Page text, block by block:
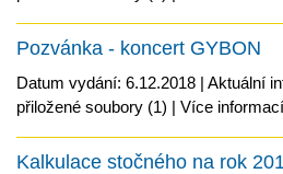
Pozvánka - koncert GYBON
Datum vydání: 6.12.2018 | Aktuální
přiložené soubory (1) | Více
Kalkulace stočného na rok